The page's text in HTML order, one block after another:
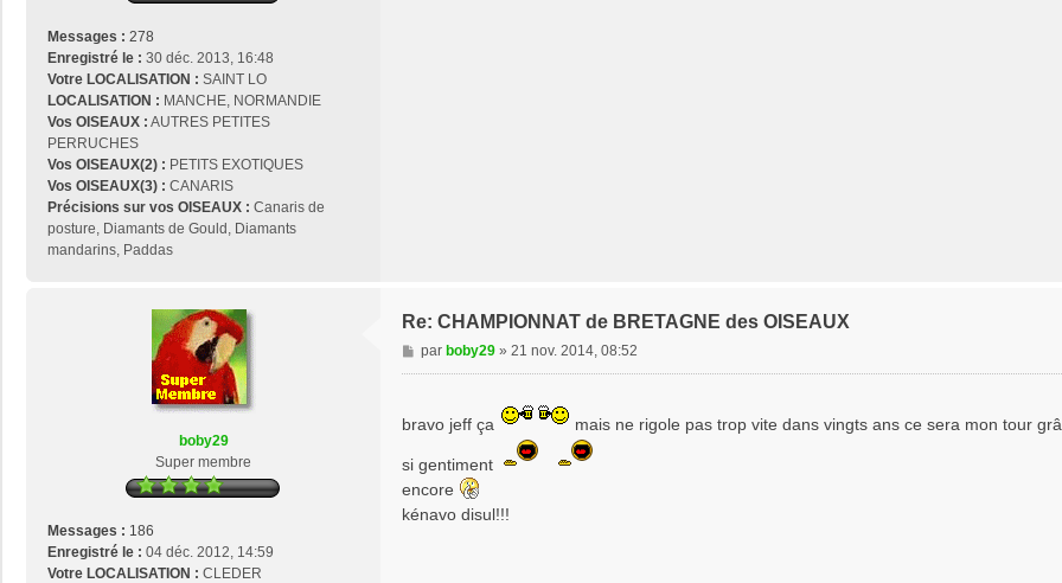
d
i
a
n
1
4
Messages : 278
Enregistré le : 30 déc. 2013, 16:48
Votre LOCALISATION : SAINT LO
LOCALISATION : MANCHE, NORMANDIE
Vos OISEAUX : AUTRES PETITES
PERRUCHES
Vos OISEAUX(2) : PETITS EXOTIQUES
Vos OISEAUX(3) : CANARIS
Précisions sur vos OISEAUX : Canaris de
posture, Diamants de Gould, Diamants
mandarins, Paddas
boby29
Super membre
Messages : 186
Enregistré le : 04 déc. 2012, 14:59
Votre LOCALISATION : CLEDER
Re: CHAMPIONNAT de BRETAGNE des OISEAUX
M
e
a
e
par boby29» 21 nov. 2014, 08:52
bravo jeff ça mais ne rigole pas trop vite dans vingts ans ce sera mon tour
si gentiment
encore
kénavo disul!!!